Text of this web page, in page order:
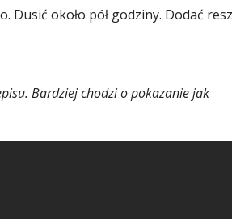
Dusić około pół godziny. Dodać
Bardziej chodzi o pokazanie jak